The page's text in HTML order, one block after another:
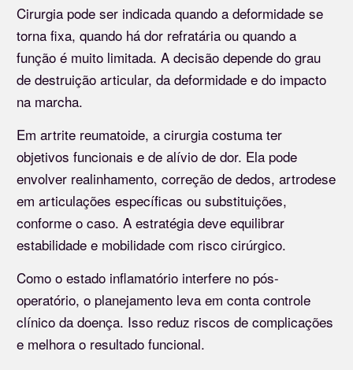
Cirurgia pode ser indicada quando a deformidade se
torna fixa, quando há dor refratária ou quando a
função é muito limitada. A decisão depende do grau
de destruição articular, da deformidade e do impacto
na marcha.
Em artrite reumatoide, a cirurgia costuma ter
objetivos funcionais e de alívio de dor. Ela pode
envolver realinhamento, correção de dedos, artrodese
em articulações específicas ou substituições,
conforme o caso. A estratégia deve equilibrar
estabilidade e mobilidade com risco cirúrgico.
Como o estado inflamatório interfere no pós-
operatório, o planejamento leva em conta controle
clínico da doença. Isso reduz riscos de complicações
e melhora o resultado funcional.